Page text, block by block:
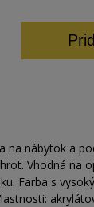
na nábytok a
Vhodná na
Farba s